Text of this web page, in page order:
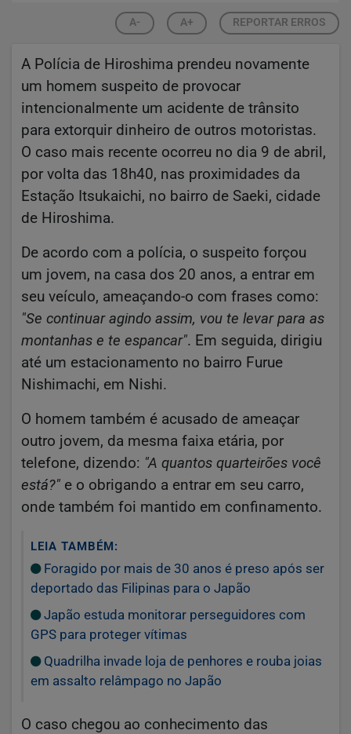
A- A+ REPORTAR ERROS
A Polícia de Hiroshima prendeu novamente
um homem suspeito de provocar
intencionalmente um acidente de trânsito
para extorquir dinheiro de outros motoristas.
O caso mais recente ocorreu no dia 9 de abril,
por volta das 18h40, nas proximidades da
Estação Itsukaichi, no bairro de Saeki, cidade
de Hiroshima.
De acordo com a polícia, o suspeito forçou
um jovem, na casa dos 20 anos, a entrar em
seu veículo, ameaçando-o com frases como:
"Se continuar agindo assim, vou te levar para as
montanhas e te espancar". Em seguida, dirigiu
até um estacionamento no bairro Furue
Nishimachi, em Nishi.
O homem também é acusado de ameaçar
outro jovem, da mesma faixa etária, por
telefone, dizendo: "A quantos quarteirões você
está?" e o obrigando a entrar em seu carro,
onde também foi mantido em confinamento.
LEIA TAMBÉM:
Foragido por mais de 30 anos é preso após ser
deportado das Filipinas para o Japão
Japão estuda monitorar perseguidores com
GPS para proteger vítimas
Quadrilha invade loja de penhores e rouba joias
em assalto relâmpago no Japão
O caso chegou ao conhecimento das